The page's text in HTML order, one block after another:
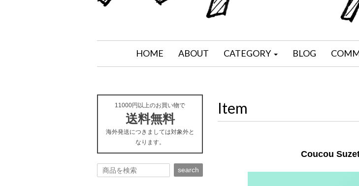
HOME ABOUT CATEGORY BLOG
Item
Coucou
11000円以上のお買い物で
送料無料
海外発送につきましては対象外と
なります。
search